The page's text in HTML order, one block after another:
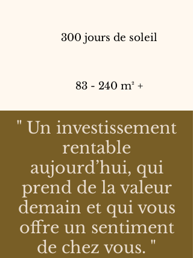
300 jours de soleil
83 - 240 m² +
" Un investissement
rentable
aujourd’hui, qui
prend de la valeur
demain et qui vous
offre un sentiment
de chez vous. "